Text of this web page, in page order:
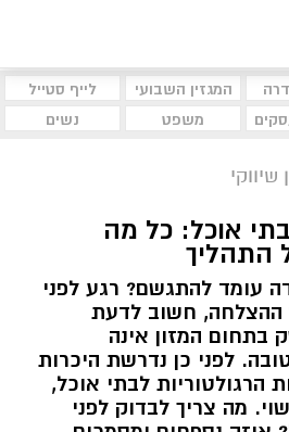
המגזין השבועי
לייף סטייל
משפט נשים
שיווקי
אוכל: כל מה
התהליך
עומד להתגשם? רגע לפני
ההצלחה, חשוב לדעת
המזון אינה
לפני כן נדרשת היכרות
הרגולטוריות לבתי אוכל,
מה צריך לבדוק לפני